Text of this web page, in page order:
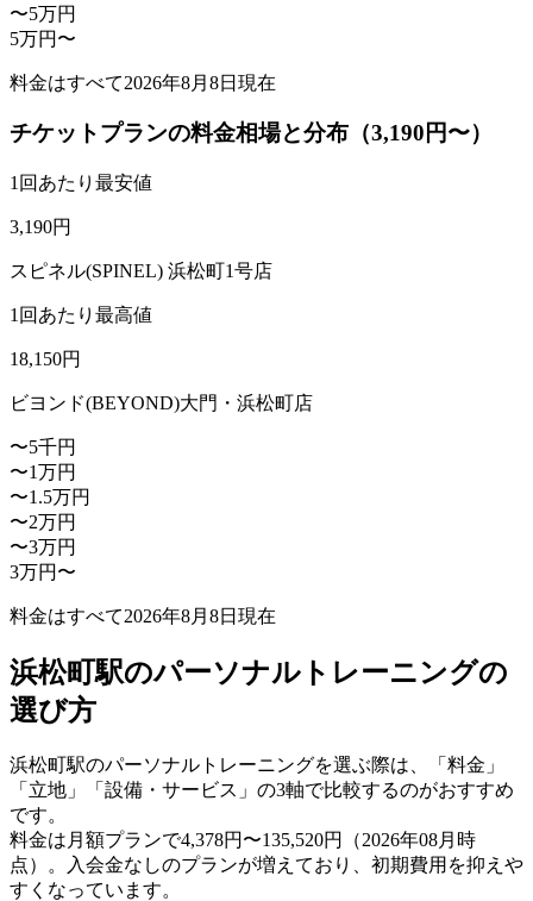
〜5万円
5万円〜
料金はすべて2026年8月8日 現在
チケットプランの料金相場と分布（3,190円〜）
1回あたり最安値
3,190円
スピネル(SPINEL) 浜松町1号店
1回あたり最高値
18,150円
ビヨンド(BEYOND)大門・浜松町店
〜5千円
〜1万円
〜1.5万円
〜2万円
〜3万円
3万円〜
料金はすべて2026年8月8日 現在
浜松町駅のパーソナルトレーニングの
選び方
浜松町駅のパーソナルトレーニングを選ぶ際は、「料金」
「立地」「設備・サービス」の3軸で比較するのがおすすめ
です。
料金は月額プランで4,378円〜135,520円（2026年08月時
点）。入会金なしのプランが増えており、初期費用を抑えや
すくなっています。